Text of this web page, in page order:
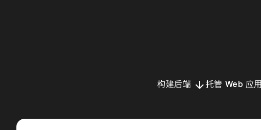
构建后端 arrow_downward 托管 Web 应用